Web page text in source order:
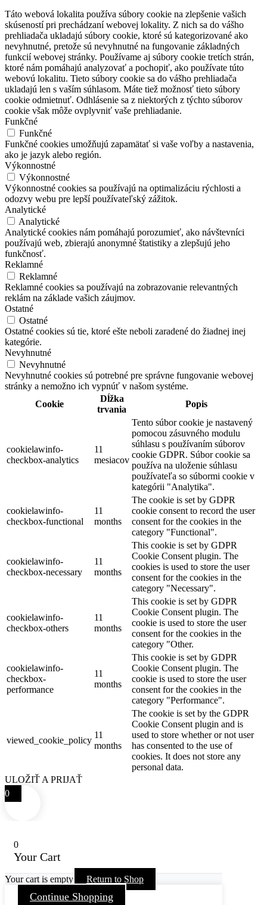
Táto webová lokalita používa súbory cookie na zlepšenie vašich
skúseností pri prechádzaní webovej lokality. Z nich sa do vášho
prehliadača ukladajú súbory cookie, ktoré sú kategorizované ako
nevyhnutné, pretože sú nevyhnutné na fungovanie základných
funkcií webovej stránky. Používame aj súbory cookie tretích strán,
ktoré nám pomáhajú analyzovať a pochopiť, ako používate túto
webovú lokalitu. Tieto súbory cookie sa do vášho prehliadača
ukladajú len s vaším súhlasom. Máte tiež možnosť tieto súbory
cookie odmietnuť. Odhlásenie sa z niektorých z týchto súborov
cookie však môže ovplyvniť vaše prehliadanie.
Funkčné
Funkčné
Funkčné cookies umožňujú zapamätať si vaše voľby a nastavenia,
ako je jazyk alebo región.
Výkonnostné
Výkonnostné
Výkonnostné cookies sa používajú na optimalizáciu rýchlosti a
odozvy webu pre lepší používateľský zážitok.
Analytické
Analytické
Analytické cookies nám pomáhajú porozumieť, ako návštevníci
používajú web, zbierajú anonymné štatistiky a zlepšujú jeho
funkčnosť.
Reklamné
Reklamné
Reklamné cookies sa používajú na zobrazovanie relevantných
reklám na základe vašich záujmov.
Ostatné
Ostatné
Ostatné cookies sú tie, ktoré ešte neboli zaradené do žiadnej inej
kategórie.
Nevyhnutné
Nevyhnutné
Nevyhnutné cookies sú potrebné pre správne fungovanie webovej
stránky a nemožno ich vypnúť v našom systéme.
Cookie
Dĺžka
trvania
Popis
cookielawinfo-
checkbox-analytics
11
mesiacov
Tento súbor cookie je nastavený
pomocou zásuvného modulu
súhlasu s používaním súborov
cookie GDPR. Súbor cookie sa
používa na uloženie súhlasu
používateľa so súbormi cookie v
kategórii "Analytika".
cookielawinfo-
checkbox-functional
11
months
The cookie is set by GDPR
cookie consent to record the user
consent for the cookies in the
category "Functional".
cookielawinfo-
checkbox-necessary
11
months
This cookie is set by GDPR
Cookie Consent plugin. The
cookies is used to store the user
consent for the cookies in the
category "Necessary".
cookielawinfo-
checkbox-others
11
months
This cookie is set by GDPR
Cookie Consent plugin. The
cookie is used to store the user
consent for the cookies in the
category "Other.
cookielawinfo-
checkbox-
performance
11
months
This cookie is set by GDPR
Cookie Consent plugin. The
cookie is used to store the user
consent for the cookies in the
category "Performance".
viewed_cookie_policy
11
months
The cookie is set by the GDPR
Cookie Consent plugin and is
used to store whether or not user
has consented to the use of
cookies. It does not store any
personal data.
ULOŽIŤ A PRIJAŤ
0
0
Your Cart
Your cart is empty Return to Shop
Continue Shopping